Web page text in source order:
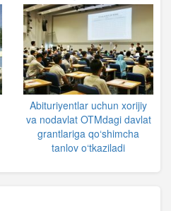
Abituriyentlar uchun xorijiy
va nodavlat OTMdagi davlat
grantlariga qo‘shimcha
tanlov o‘tkaziladi